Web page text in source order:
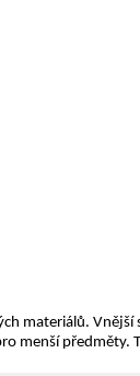
materiálů. Vnější
menší